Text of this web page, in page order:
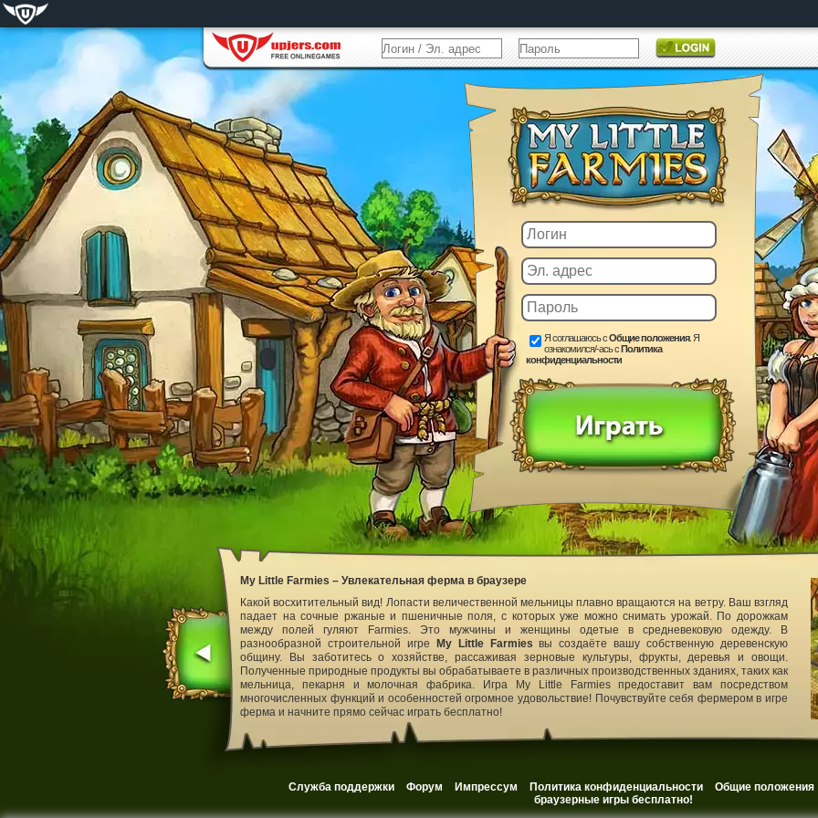
Я соглашаюсь сОбщие положения. Я
ознакомился/-ась сПолитика
конфиденциальности
Служба поддержки Форум Импрессум Политика конфиденциальности Общие положения
браузерные игры бесплатно!
My Little Farmies – Увлекательная ферма в браузере
Какой восхитительный вид! Лопасти величественной мельницы плавно вращаются на ветру. Ваш взгляд
падает на сочные ржаные и пшеничные поля, с которых уже можно снимать урожай. По дорожкам
между полей гуляют Farmies. Это мужчины и женщины одетые в средневековую одежду. В
разнообразной строительной игре
My Little Farmies вы создаёте вашу собственную деревенскую
общину. Вы заботитесь о хозяйстве, рассаживая зерновые культуры, фрукты, деревья и овощи.
Полученные природные продукты вы обрабатываете в различных производственных зданиях, таких как
мельница, пекарня и молочная фабрика. Игра My Little Farmies предоставит вам посредством
многочисленных функций и особенностей огромное удовольствие! Почувствуйте себя фермером в игре
ферма и начните прямо сейчас играть бесплатно!